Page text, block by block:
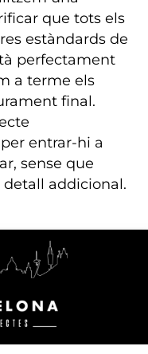
que tots els
estàndards de
perfectament
a terme els
final.
entrar-hi a
sense que
addicional.